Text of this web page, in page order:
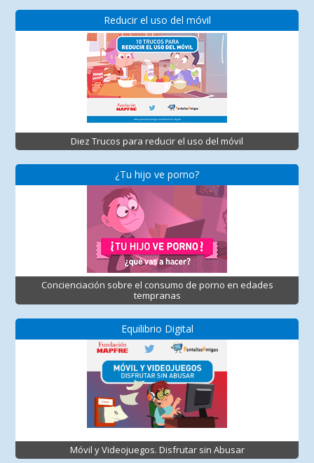
Reducir el uso del móvil
Diez Trucos para reducir el uso del móvil
¿Tu hijo ve porno?
Concienciación sobre el consumo de porno en edades
tempranas
Equilibrio Digital
Móvil y Videojuegos. Disfrutar sin Abusar